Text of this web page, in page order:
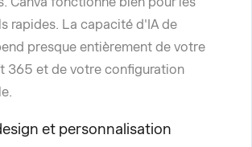
rapides. La capacité d'IA de
presque entièrement de votre
365 et de votre configuration
et personnalisation